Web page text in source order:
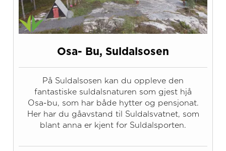
Osa- Bu, Suldalsosen
På Suldalsosen kan du oppleve den
fantastiske suldalsnaturen som gjest hjå
Osa-bu, som har både hytter og pensjonat.
Her har du gåavstand til Suldalsvatnet, som
blant anna er kjent for Suldalsporten.